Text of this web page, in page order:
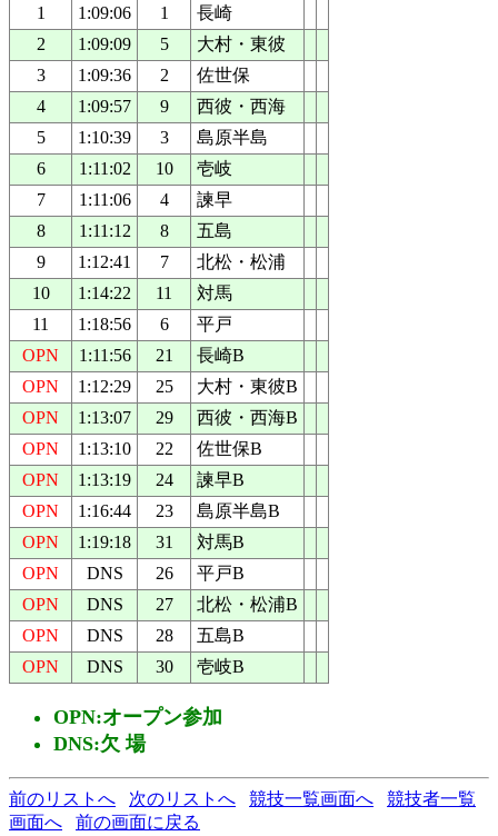
1 1:09:06 1
長崎
2
1:09:09 5
大村・東彼
3
1:09:36 2
佐世保
4
1:09:57 9
西彼・西海
5
1:10:39 3
島原半島
6
1:11:02 10
壱岐
7
1:11:06 4
諫早
8
1:11:12 8
五島
9
1:12:41 7
北松・松浦
10
1:14:22 11
対馬
11
1:18:56 6
平戸
OPN
1:11:56 21
長崎B
OPN
1:12:29 25
大村・東彼B
OPN
1:13:07 29
西彼・西海B
OPN
1:13:10 22
佐世保B
OPN
1:13:19 24
諫早B
OPN
1:16:44 23
島原半島B
OPN
1:19:18 31
対馬B
OPN
DNS 26
平戸B
OPN
DNS 27
北松・松浦B
OPN
DNS 28
五島B
OPN
DNS 30 壱岐B
OPN:オープン参加
DNS:欠 場
前のリストへ 次のリストへ 競技一覧画面へ
競技者一覧
画面へ
前の画面に戻る